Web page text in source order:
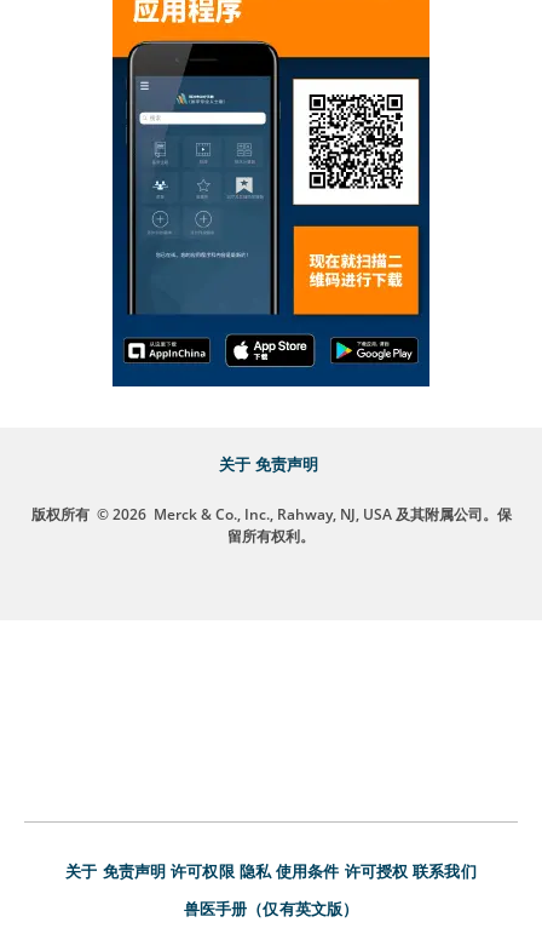
关于 免责声明
版权所有 © 2026 Merck & Co., Inc., Rahway, NJ, USA 及其附属公司。保
留所有权利。
关于 免责声明 许可权限 隐私 使用条件 许可授权 联系我们
兽医手册（仅有英文版）